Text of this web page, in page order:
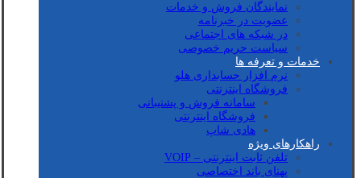
نمایندگان فروش و خدمات
عضویت در خبرنامه
در شبکه های اجتماعی
سیاست حریم خصوصی
خدمات و تعرفه ها
نرم افزار حسابداری هلو
فروشگاه اینترنتی
سامانه فروش و پشتیبانی
فروشگاه اینترنتی
هادی شاپ
راهکارهای ویژه
تلفن ثابت اینترنتی – VOIP
پهنای باند اختصاصی